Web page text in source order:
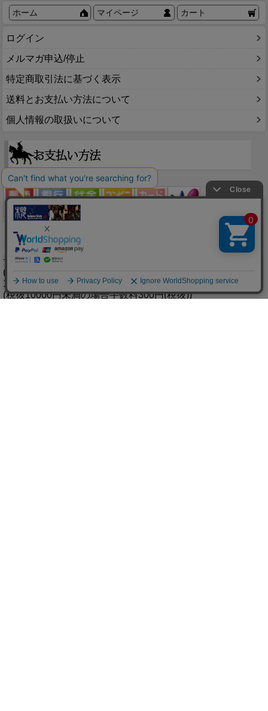
ホーム マイページ カート
ログイン
メルマガ申込/停止
特定商取引法に基づく表示
送料とお支払い方法について
個人情報の取扱いについて
選べる8つの支払い方法
サクラスタイルは5,000円(税抜)以上お買い上げで送料無料！
(5,000円未満のお買い上げでも全国送料600円(税抜)！)
10000円(税抜)以上のお買い上げで代引き手数料も無料！
(税抜10000円未満の場合手数料300円(税抜))